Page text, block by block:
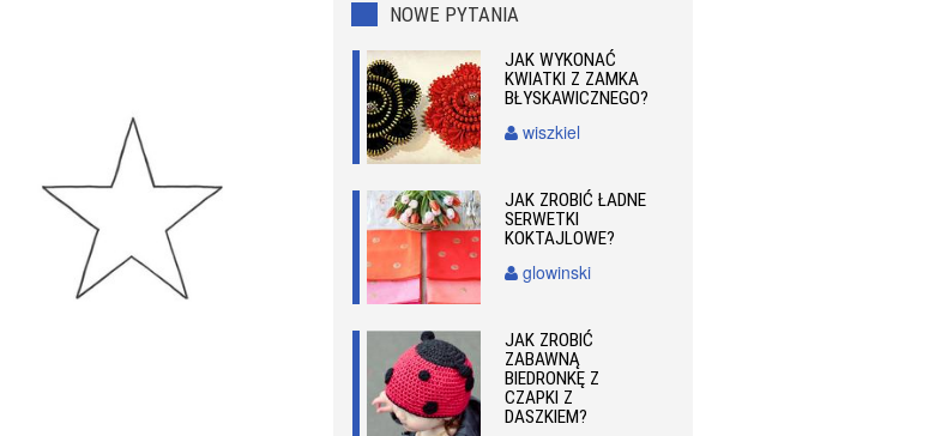
NOWE PYTANIA
JAK WYKONAĆ
KWIATKI Z ZAMKA
BŁYSKAWICZNEGO?
wiszkiel
JAK ZROBIĆ ŁADNE
SERWETKI
KOKTAJLOWE?
glowinski
JAK ZROBIĆ
ZABAWNĄ
BIEDRONKĘ Z
CZAPKI Z
DASZKIEM?